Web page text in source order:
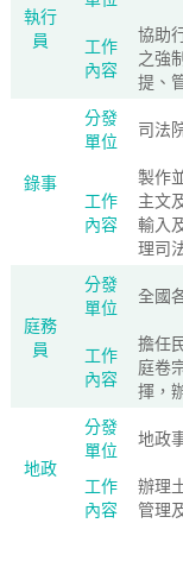
執行
員
工作
內容
協助
之強
提、
錄事
分發
單位
司法
工作
內容
製作
主文
輸入
理司
庭務
員
分發
單位
全國
工作
內容
擔任
庭卷
揮，
地政
分發
單位
地政
工作
內容
辦理
管理